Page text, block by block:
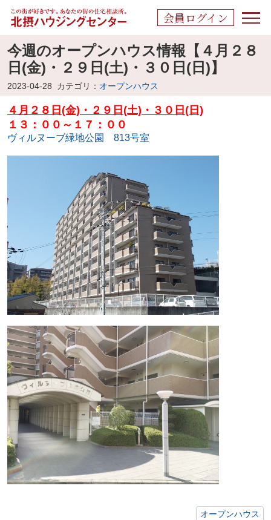
会員ログイン
今週のオープンハウス情報【４月２８
日(金)・２９日(土)・３０日(日)】
2023-04-28 カテゴリ： オープンハウス
４月２８日(金)・２９日(土)・３０日(日)
１３：００～１７：００
ヴィルヌーブ緑地公園 813号室
オープンハウス